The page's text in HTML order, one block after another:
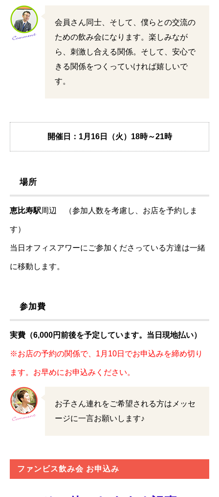
会員さん同士、そして、僕らとの交流の
ための飲み会になります。楽しみなが
ら、刺激し合える関係。そして、安心で
きる関係をつくっていければ嬉しいで
す。
開催日：1月16日（火） 18時～21時
場所
恵比寿駅周辺 （参加人数を考慮し、お店を予約しま
す）
当日オフィスアワーにご参加くださっている方達は一緒
に移動します。
参加費
実費（6,000円前後を予定しています。当日現地払い）
※お店の予約の関係で、1月10日でお申込みを締め切り
ます。お早めにお申込みください。
お子さん連れをご希望される方はメッセ
ージに一言お願いします♪
ファンビス飲み会 お申込み